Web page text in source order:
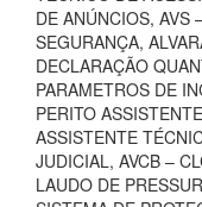
DE ANÚNCIOS, AVS
SEGURANÇA,
DECLARAÇÃO
PARAMETROS DE
PERITO
ASSISTENTE
JUDICIAL, AVCB –
LAUDO DE